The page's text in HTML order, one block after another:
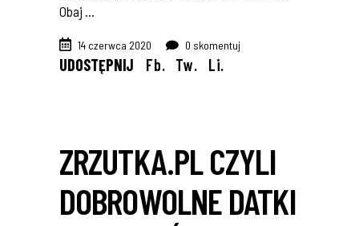
Obaj
14 czerwca 2020 0 skomentuj
UDOSTĘPNIJ Fb. Tw. Li.
ZRZUTKA.PL CZYLI
DOBROWOLNE DATKI